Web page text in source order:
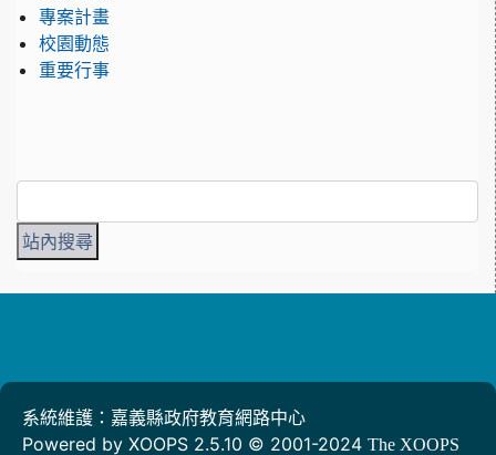
專案計畫
校園動態
重要行事
系統維護：嘉義縣政府教育網路中心
Powered by XOOPS 2.5.10 © 2001-2024 The XOOPS